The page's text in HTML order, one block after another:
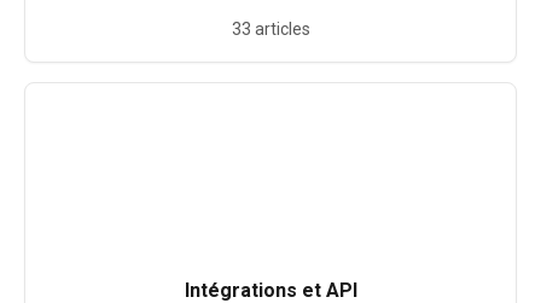
33 articles
Intégrations et API